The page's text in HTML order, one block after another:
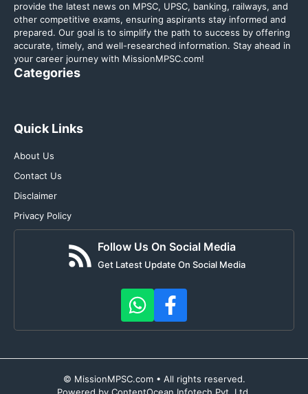
provide the latest news on MPSC, UPSC, banking, railways, and
other competitive exams, ensuring aspirants stay informed and
prepared. Our goal is to simplify the path to success by offering
accurate, timely, and well-researched information. Stay ahead in
your career journey with MissionMPSC.com!
Categories
Quick Links
About Us
Contact Us
Disclaimer
Privacy Policy
Follow Us On Social Media
Get Latest Update On Social Media
© MissionMPSC.com • All rights reserved.